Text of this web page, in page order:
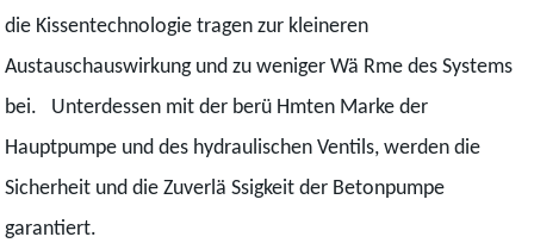
die Kissentechnologie tragen zur kleineren
Austauschauswirkung und zu weniger Wä Rme des Systems
bei. Unterdessen mit der berü Hmten Marke der
Hauptpumpe und des hydraulischen Ventils, werden die
Sicherheit und die Zuverlä Ssigkeit der Betonpumpe
garantiert.